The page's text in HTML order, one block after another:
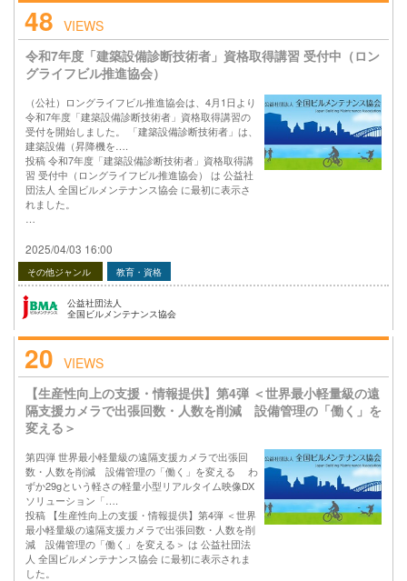
48 VIEWS
令和7年度「建築設備診断技術者」資格取得講習 受付中（ロン
グライフビル推進協会）
（公社）ロングライフビル推進協会は、4月1日より
令和7年度「建築設備診断技術者」資格取得講習の
受付を開始しました。 「建築設備診断技術者」は、
建築設備（昇降機を….
投稿 令和7年度「建築設備診断技術者」資格取得講
習 受付中（ロングライフビル推進協会） は 公益社
団法人 全国ビルメンテナンス協会 に最初に表示さ
れました。
2025/04/03 16:00
その他ジャンル 教育・資格
公益社団法人
全国ビルメンテナンス協会
20 VIEWS
【生産性向上の支援・情報提供】第4弾 ＜世界最小軽量級の遠
隔支援カメラで出張回数・人数を削減 設備管理の「働く」を
変える＞
第四弾 世界最小軽量級の遠隔支援カメラで出張回
数・人数を削減 設備管理の「働く」を変える わ
ずか29gという軽さの軽量小型リアルタイム映像DX
ソリューション「….
投稿 【生産性向上の支援・情報提供】第4弾 ＜世界
最小軽量級の遠隔支援カメラで出張回数・人数を削
減 設備管理の「働く」を変える＞ は 公益社団法
人 全国ビルメンテナンス協会 に最初に表示されま
した。